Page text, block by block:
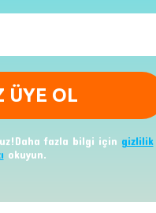
fazla bilgi için gizlilik
okuyun.